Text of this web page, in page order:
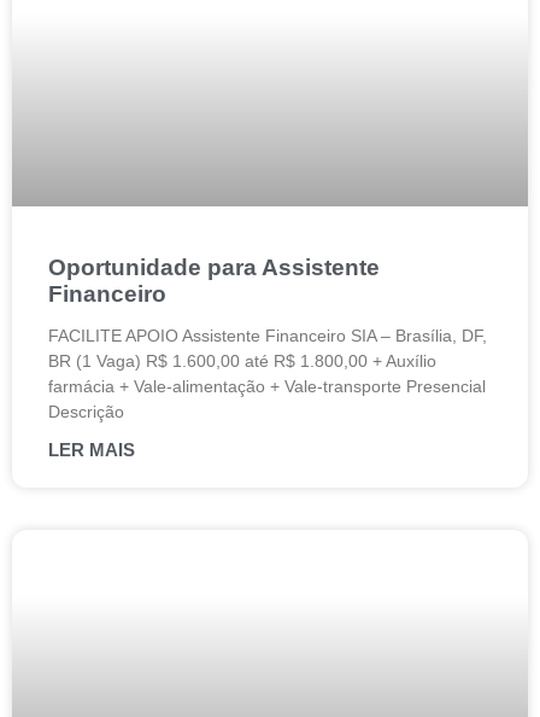
Oportunidade para Assistente
Financeiro
FACILITE APOIO Assistente Financeiro SIA – Brasília, DF,
BR (1 Vaga) R$ 1.600,00 até R$ 1.800,00 + Auxílio
farmácia + Vale-alimentação + Vale-transporte Presencial
Descrição
LER MAIS